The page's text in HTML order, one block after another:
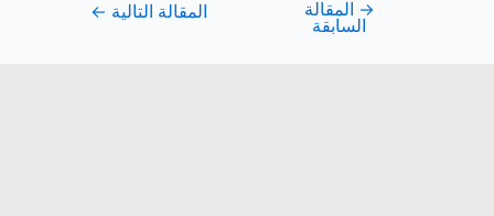
→ المقالة
السابقة
المقالة التالية ←